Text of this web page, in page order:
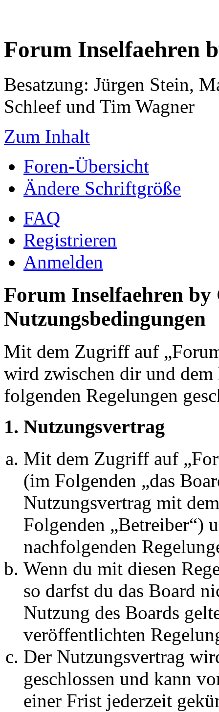
Forum Inselfaehren
Besatzung: Jürgen Stein,
Schleef und Tim Wagner
Zum Inhalt
Foren-Übersicht
Ändere Schriftgröße
FAQ
Registrieren
Anmelden
Forum Inselfaehren by
Nutzungsbedingungen
Mit dem Zugriff auf
wird zwischen dir und
folgenden Regelungen
1. Nutzungsvertrag
Mit dem Zugriff auf
(im Folgenden „das
Nutzungsvertrag mit
Folgenden „Betreiber“)
nachfolgenden
Wenn du mit diesen
so darfst du das Board
Nutzung des Boards
veröffentlichten
Der Nutzungsvertrag
geschlossen und kann
einer Frist jederzeit